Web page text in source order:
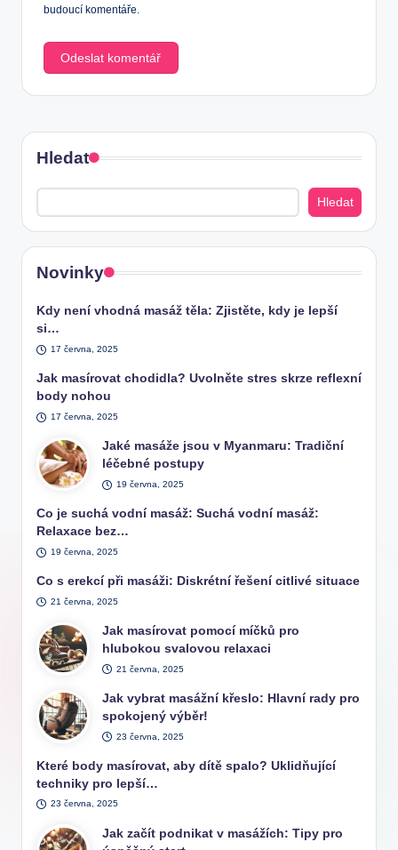
budoucí komentáře.
Hledat
Hledat
Novinky
Kdy není vhodná masáž těla: Zjistěte, kdy je lepší
si…
17 června, 2025
Jak masírovat chodidla? Uvolněte stres skrze reflexní
body nohou
17 června, 2025
Jaké masáže jsou v Myanmaru: Tradiční
léčebné postupy
19 června, 2025
Co je suchá vodní masáž: Suchá vodní masáž:
Relaxace bez…
19 června, 2025
Co s erekcí při masáži: Diskrétní řešení citlivé situace
21 června, 2025
Jak masírovat pomocí míčků pro
hlubokou svalovou relaxaci
21 června, 2025
Jak vybrat masážní křeslo: Hlavní rady pro
spokojený výběr!
23 června, 2025
Které body masírovat, aby dítě spalo? Uklidňující
techniky pro lepší…
23 června, 2025
Jak začít podnikat v masážích: Tipy pro